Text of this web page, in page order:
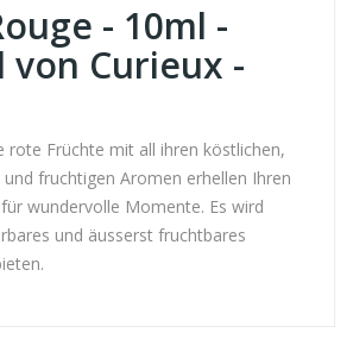
- 10ml -
von Curieux -
rote Früchte mit all ihren köstlichen,
fruchtigen Aromen erhellen Ihren
wundervolle Momente. Es wird
und äusserst fruchtbares